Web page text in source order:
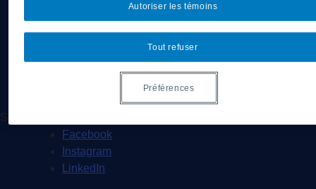
Revue de presse
Suivez-nous
Facebook
Instagram
LinkedIn
Tout refuser
Autoriser les témoins
Préférences